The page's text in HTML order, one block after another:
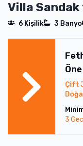
Villa Sandak
6 Kişilik 3 Banyo
Çift
3